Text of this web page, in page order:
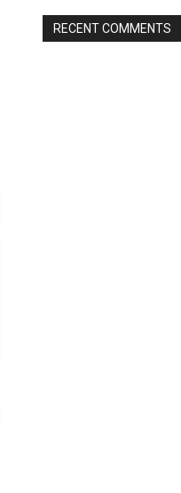
RECENT COMMENTS